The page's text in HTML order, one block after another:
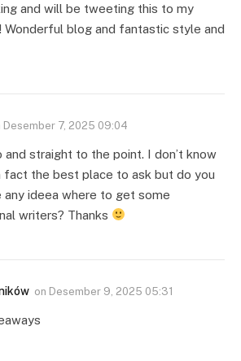
and will be tweeting this to my
Wonderful blog and fantastic style and
Desember 7, 2025 09:04
and straight to the point. I don’t know
fact the best place to ask but do you
any ideea where to get some
writers? Thanks
on Desember 9, 2025 05:31